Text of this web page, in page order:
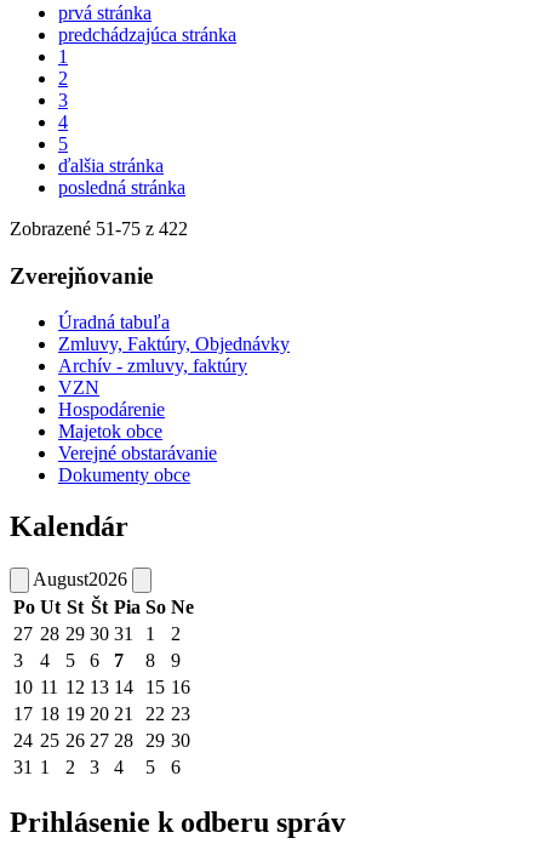
prvá stránka
predchádzajúca stránka
1
2
3
4
5
ďalšia stránka
posledná stránka
Zobrazené 51-75 z 422
Zverejňovanie
Úradná tabuľa
Zmluvy, Faktúry, Objednávky
Archív - zmluvy, faktúry
VZN
Hospodárenie
Majetok obce
Verejné obstarávanie
Dokumenty obce
Kalendár
August2026
Po Ut St Št Pia So Ne
27 28 29 30 31 1
2
3
4 5 6 7 8
9
10 11 12 13 14 15 16
17 18 19 20 21 22 23
24 25 26 27 28 29 30
31 1 2 3 4 5 6
Prihlásenie k odberu správ